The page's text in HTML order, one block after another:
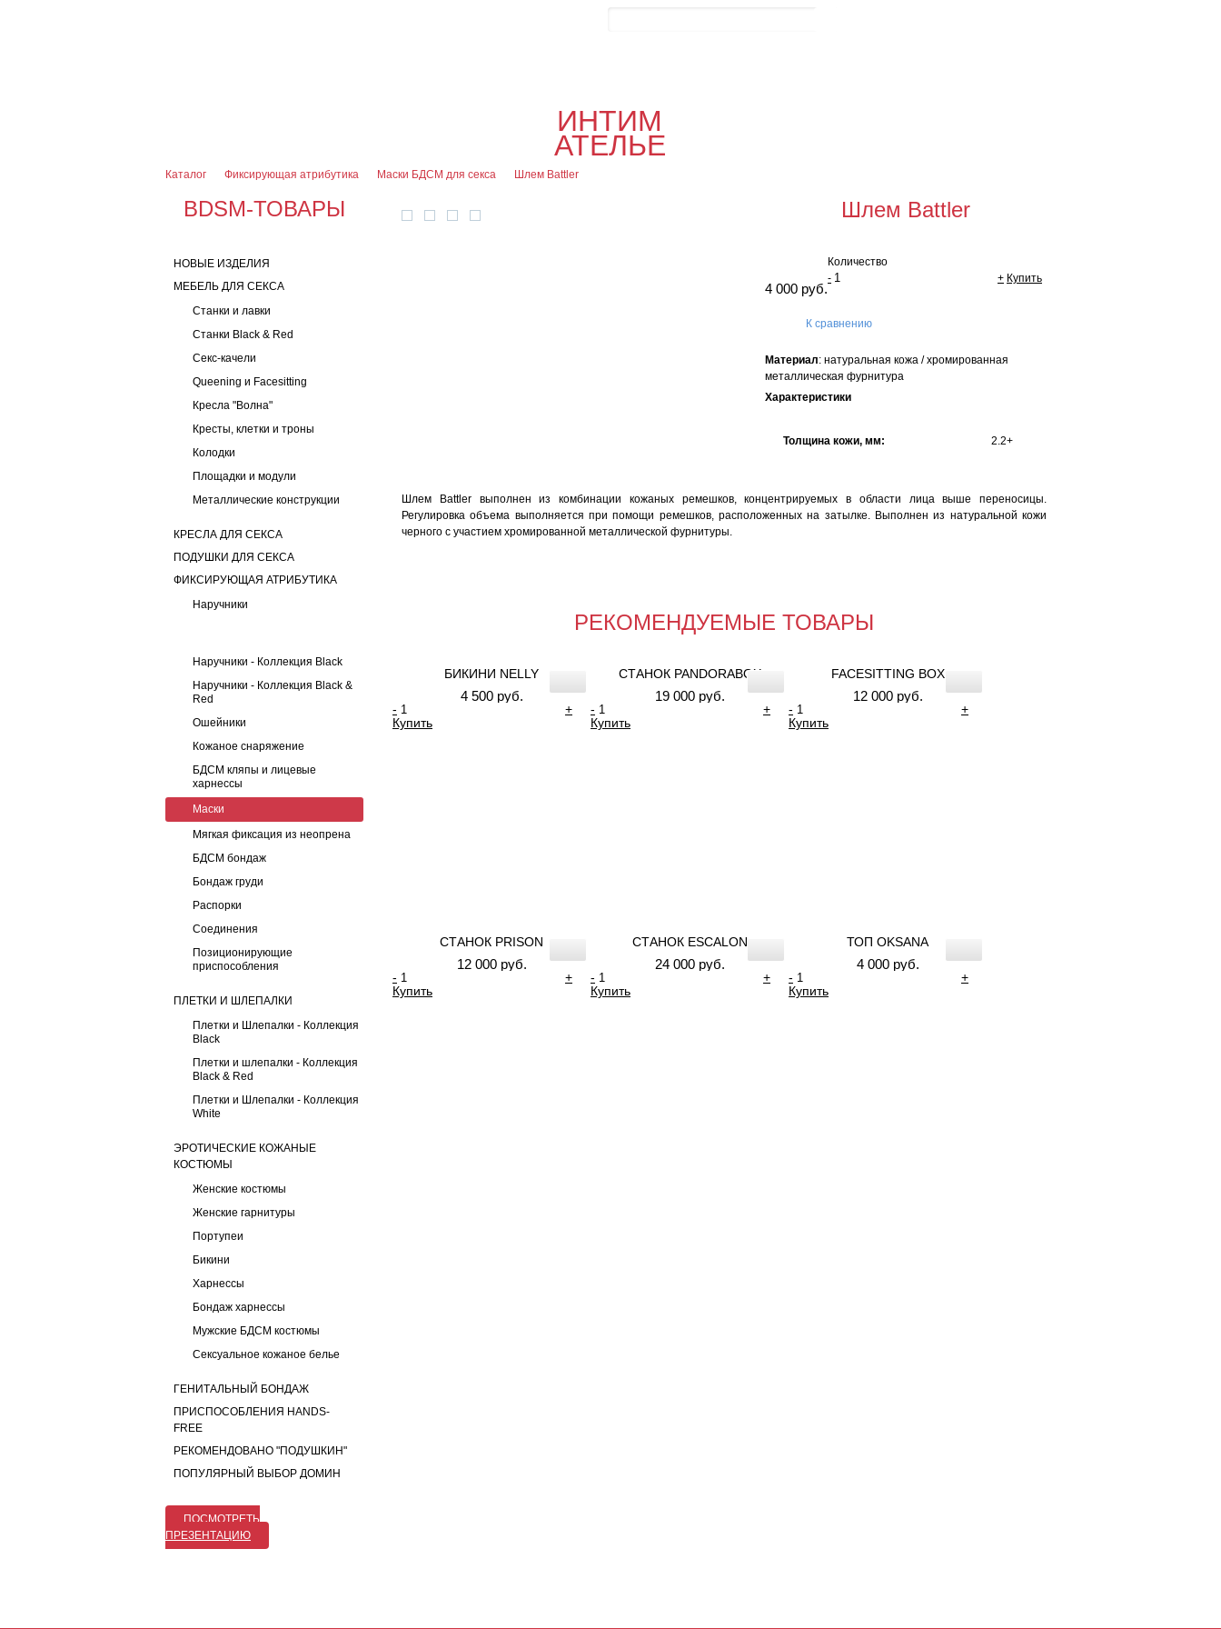
ИНТИМ
АТЕЛЬЕ
Каталог Фиксирующая атрибутика Маски БДСМ для секса Шлем Battler
BDSM-ТОВАРЫ
НОВЫЕ ИЗДЕЛИЯ
МЕБЕЛЬ ДЛЯ СЕКСА
Станки и лавки
Станки Black & Red
Секс-качели
Queening и Facesitting
Кресла "Волна"
Кресты, клетки и троны
Колодки
Площадки и модули
Металлические конструкции
КРЕСЛА ДЛЯ СЕКСА
ПОДУШКИ ДЛЯ СЕКСА
ФИКСИРУЮЩАЯ АТРИБУТИКА
Наручники
Наручники - Коллекция Black
Наручники - Коллекция Black &
Red
Ошейники
Кожаное снаряжение
БДСМ кляпы и лицевые
харнессы
Маски
Мягкая фиксация из неопрена
БДСМ бондаж
Бондаж груди
Распорки
Соединения
Позиционирующие
приспособления
ПЛЕТКИ И ШЛЕПАЛКИ
Плетки и Шлепалки - Коллекция
Black
Плетки и шлепалки - Коллекция
Black & Red
Плетки и Шлепалки - Коллекция
White
ЭРОТИЧЕСКИЕ КОЖАНЫЕ
КОСТЮМЫ
Женские костюмы
Женские гарнитуры
Портупеи
Бикини
Харнессы
Бондаж харнессы
Мужские БДСМ костюмы
Сексуальное кожаное белье
ГЕНИТАЛЬНЫЙ БОНДАЖ
ПРИСПОСОБЛЕНИЯ HANDS-
FREE
РЕКОМЕНДОВАНО "ПОДУШКИН"
ПОПУЛЯРНЫЙ ВЫБОР ДОМИН
ПОСМОТРЕТЬ
ПРЕЗЕНТАЦИЮ
Шлем Battler
4 000 руб.
Количество
-
+ Купить
К сравнению
Материал: натуральная кожа / хромированная
металлическая фурнитура
Характеристики
Толщина кожи, мм: 2.2+
Шлем Battler выполнен из комбинации кожаных ремешков, концентрируемых в области лица выше переносицы.
Регулировка объема выполняется при помощи ремешков, расположенных на затылке. Выполнен из натуральной кожи
черного с участием хромированной металлической фурнитуры.
РЕКОМЕНДУЕМЫЕ ТОВАРЫ
БИКИНИ NELLY
4 500 руб.
-
+
Купить
СТАНОК PANDORABOX
19 000 руб.
-
+
Купить
FACESITTING BOX
12 000 руб.
-
+
Купить
СТАНОК PRISON
12 000 руб.
-
+
Купить
СТАНОК ESCALON
24 000 руб.
-
+
Купить
ТОП OKSANA
4 000 руб.
-
+
Купить